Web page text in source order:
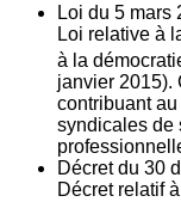
Loi du 5 mars
Loi relative à
à la
janvier 2015).
contribuant
syndicales de
Décret du 30
Décret relatif